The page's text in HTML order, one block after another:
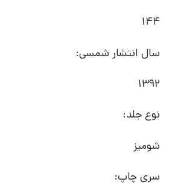
144
سال انتشار شمسی:
1392
نوع جلد:
شومیز
سری چاپ: